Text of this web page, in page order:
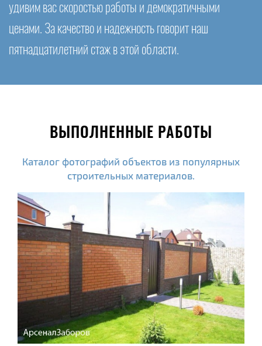
удивим вас скоростью работы и демократичными
ценами. За качество и надежность говорит наш
пятнадцатилетний стаж в этой области.
ВЫПОЛНЕННЫЕ РАБОТЫ
Каталог фотографий объектов из популярных
строительных материалов.